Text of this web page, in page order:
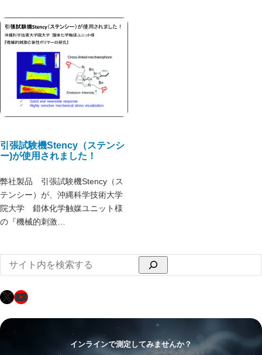
引張試験機Stency（ステンシ
ー)が使用されました！
弊社製品 引張試験機Stency（ス
テンシー）が、沖縄科学技術大学
院大学 錯体化学触媒ユニット様
の『機械的刺激…
検
索
X YouTube
インラインで測定してみませんか？